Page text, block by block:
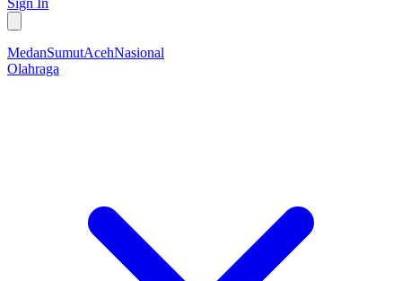
Sign In
MedanSumutAcehNasional
Olahraga